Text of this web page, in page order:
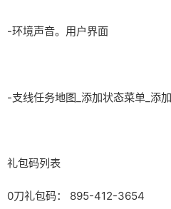
-环境声音。用户界面
-支线任务地图_添加状态菜单_添
礼包码列表
0刀礼包码： 895-412-3654